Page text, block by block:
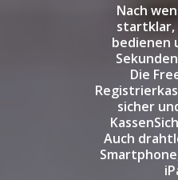
Nach
startklar,
bedienen
Die
sicher
Auch